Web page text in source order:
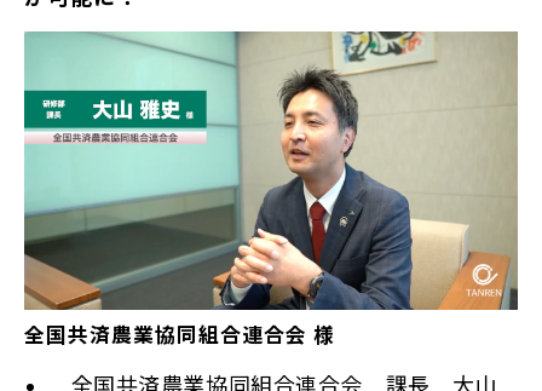
全国共済農業協同組合連合会 様
全国共済農業協同組合連合会 課長 大山